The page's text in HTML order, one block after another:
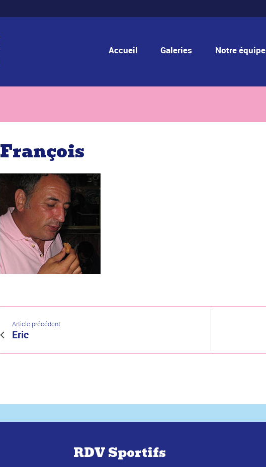
Accueil Galeries Notre équipe
François
Article précédent
Eric
RDV Sportifs